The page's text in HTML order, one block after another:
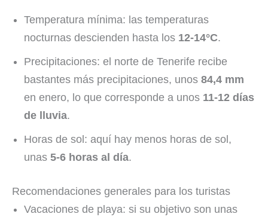
Temperatura mínima: las temperaturas
nocturnas descienden hasta los 12-14°C.
Precipitaciones: el norte de Tenerife recibe
bastantes más precipitaciones, unos 84,4 mm
en enero, lo que corresponde a unos 11-12 días
de lluvia.
Horas de sol: aquí hay menos horas de sol,
unas 5-6 horas al día.
Recomendaciones generales para los turistas
Vacaciones de playa: si su objetivo son unas